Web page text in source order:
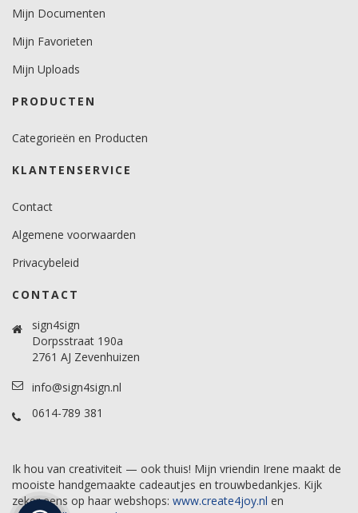
Mijn Documenten
Mijn Favorieten
Mijn Uploads
PRODUCTEN
Categorieën en Producten
KLANTENSERVICE
Contact
Algemene voorwaarden
Privacybeleid
CONTACT
sign4sign
Dorpsstraat 190a
2761 AJ Zevenhuizen
info@sign4sign.nl
0614-789 381
Ik hou van creativiteit — ook thuis! Mijn vriendin Irene maakt de
mooiste handgemaakte cadeautjes en trouwbedankjes. Kijk
zeker eens op haar webshops: www.create4joy.nl en